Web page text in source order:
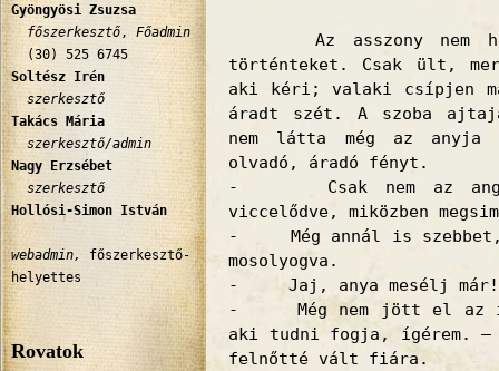
Gyöngyösi Zsuzsa
főszerkesztő ,
Főadmin
(30) 525 6745
Soltész Irén
szerkesztő
Takács Mária
szerkesztő/admin
Nagy Erzsébet
szerkesztő
Hollósi-Simon István
webadmin,
főszerkesztő-
helyettes
Rovatok
Az asszony
történteket. Csak ült,
aki kéri; valaki csípjen
áradt szét. A szoba
nem látta még az
olvadó, áradó fényt.
- Csak nem az
viccelődve, miközben
- Még annál is
mosolyogva.
- Jaj, anya mesélj már!
- Még nem jött el az
aki tudni fogja, ígérem.
felnőtté vált fiára.